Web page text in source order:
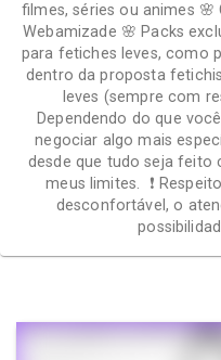
filmes, séries ou animes
Webamizade 🌸 Packs
para fetiches leves, como
dentro da proposta
leves (sempre com
Dependendo do que
negociar algo mais
desde que tudo seja feito
meus limites. ❗
desconfortável, o